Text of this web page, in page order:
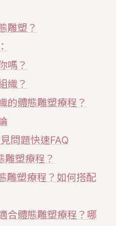
雕塑？
嗎？
織？
的體態雕塑療程？
問題快速FAQ
雕塑療程？
雕塑療程？如何搭配
合體態雕塑療程？哪